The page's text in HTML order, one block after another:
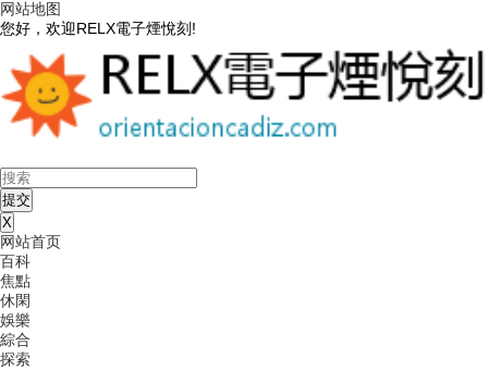
网站地图
您好，欢迎RELX電子煙悅刻!
X
网站首页
百科
焦點
休閑
娛樂
綜合
探索